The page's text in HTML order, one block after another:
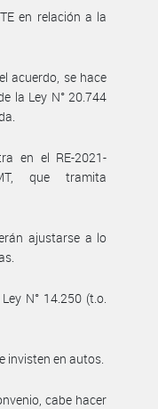
en relación a la
acuerdo, se hace
la Ley N° 20.744
en el RE-2021-
que tramita
ajustarse a lo
N° 14.250 (t.o.
invisten en autos.
cabe hacer